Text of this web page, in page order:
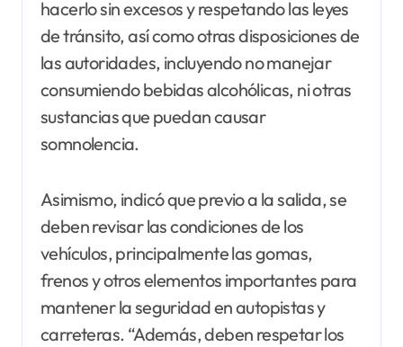
hacerlo sin excesos y respetando las leyes
de tránsito, así como otras disposiciones de
las autoridades, incluyendo no manejar
consumiendo bebidas alcohólicas, ni otras
sustancias que puedan causar
somnolencia.
Asimismo, indicó que previo a la salida, se
deben revisar las condiciones de los
vehículos, principalmente las gomas,
frenos y otros elementos importantes para
mantener la seguridad en autopistas y
carreteras. “Además, deben respetar los